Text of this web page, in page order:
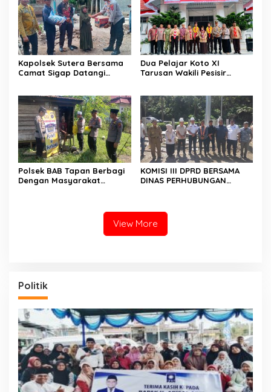
Kapolsek Sutera Bersama
Camat Sigap Datangi
Beliung
Dua Pelajar Koto XI
Tarusan Wakili Pesisir
Jalani Karantina Sebelum
Berangkat
Polsek BAB Tapan Berbagi
Dengan Masyarakat
KOMISI III DPRD BERSAMA
DINAS PERHUBUNGAN
View More
Politik